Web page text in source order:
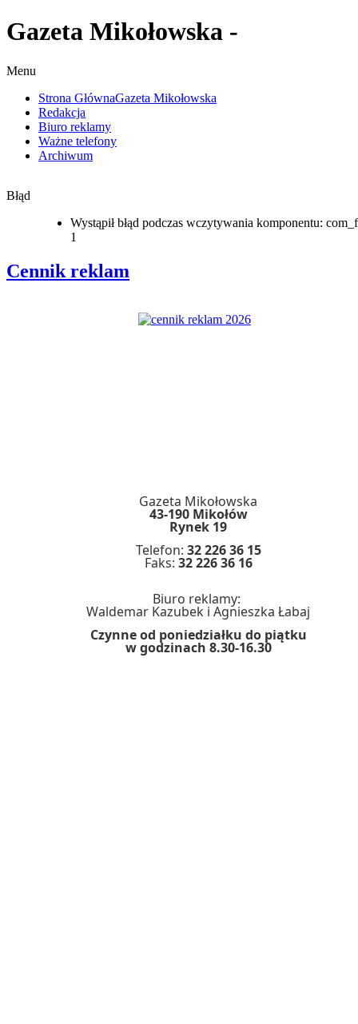
Gazeta Mikołowska -
Menu
Strona GłównaGazeta Mikołowska
Redakcja
Biuro reklamy
Ważne telefony
Archiwum
Błąd
Wystąpił błąd podczas wczytywania komponentu:
1
Cennik reklam
Gazeta Mikołowska
43-190 Mikołów
Rynek 19
Telefon: 32 226 36 15
Faks: 32 226 36 16
Biuro reklamy:
Waldemar Kazubek i Agnieszka Łabaj
Czynne od poniedziałku do piątku
w godzinach 8.30-16.30